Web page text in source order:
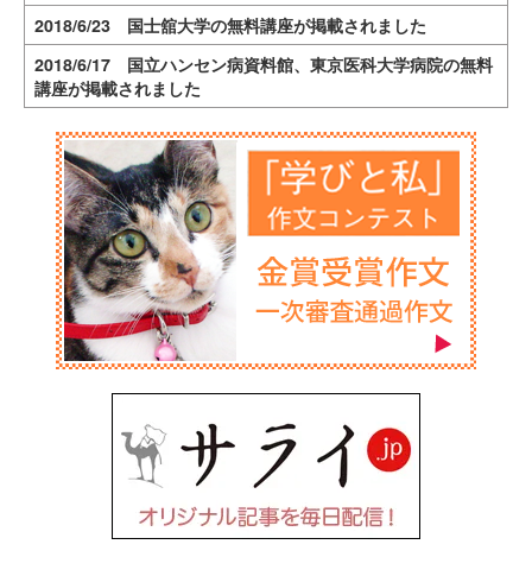
2018/6/23 国士舘大学の無料講座が掲載されました
2018/6/17 国立ハンセン病資料館、東京医科大学病院の無料
講座が掲載されました